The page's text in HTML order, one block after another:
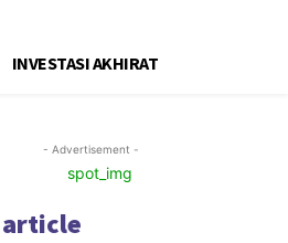
INVESTASI AKHIRAT
- Advertisement -